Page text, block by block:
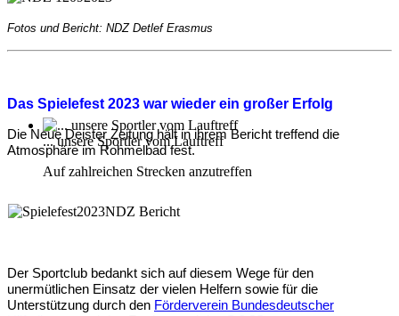
... unsere Sportler vom Lauftreff
Auf zahlreichen Strecken anzutreffen
Fotos und Bericht: NDZ Detlef Erasmus
Das Spielefest 2023 war wieder ein großer Erfolg
Die Neue Deister Zeitung hält in ihrem Bericht treffend die
Atmosphäre im Rohmelbad fest.
Der Sportclub bedankt sich auf diesem Wege für den
unermütlichen Einsatz der vielen Helfern sowie für die
Unterstützung durch den Förderverein Bundesdeutscher